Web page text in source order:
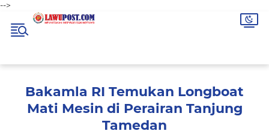
-->
Bakamla RI Temukan Longboat
Mati Mesin di Perairan Tanjung
Tamedan